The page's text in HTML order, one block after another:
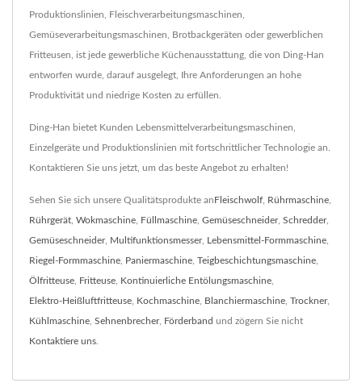
Produktionslinien, Fleischverarbeitungsmaschinen,
Gemüseverarbeitungsmaschinen, Brotbackgeräten oder gewerblichen
Fritteusen, ist jede gewerbliche Küchenausstattung, die von Ding-Han
entworfen wurde, darauf ausgelegt, Ihre Anforderungen an hohe
Produktivität und niedrige Kosten zu erfüllen.
Ding-Han bietet Kunden Lebensmittelverarbeitungsmaschinen,
Einzelgeräte und Produktionslinien mit fortschrittlicher Technologie an.
Kontaktieren Sie uns jetzt, um das beste Angebot zu erhalten!
Sehen Sie sich unsere Qualitätsprodukte anFleischwolf Rührmaschine
Rührgerät Wokmaschine Füllmaschine Gemüseschneider, Schredder,
Gemüseschneider, Multifunktionsmesser, Lebensmittel-Formmaschine
Riegel-Formmaschine Paniermaschine Teigbeschichtungsmaschine
Ölfritteuse Fritteuse Kontinuierliche Entölungsmaschine
Elektro-Heißluftfritteuse Kochmaschine Blanchiermaschine Trockner,
Kühlmaschine Sehnenbrecher, Förderband und zögern Sie nicht
Kontaktiere uns